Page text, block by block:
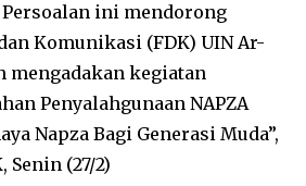
ini mendorong
Komunikasi (FDK) UIN Ar-
mengadakan kegiatan
Penyalahgunaan NAPZA
Napza Bagi Generasi Muda”,
Senin (27/2)